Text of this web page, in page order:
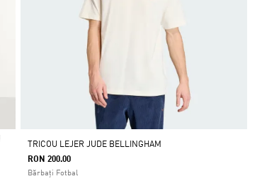
TRICOU LEJER JUDE BELLINGHAM
RON 200.00
Bărbați Fotbal